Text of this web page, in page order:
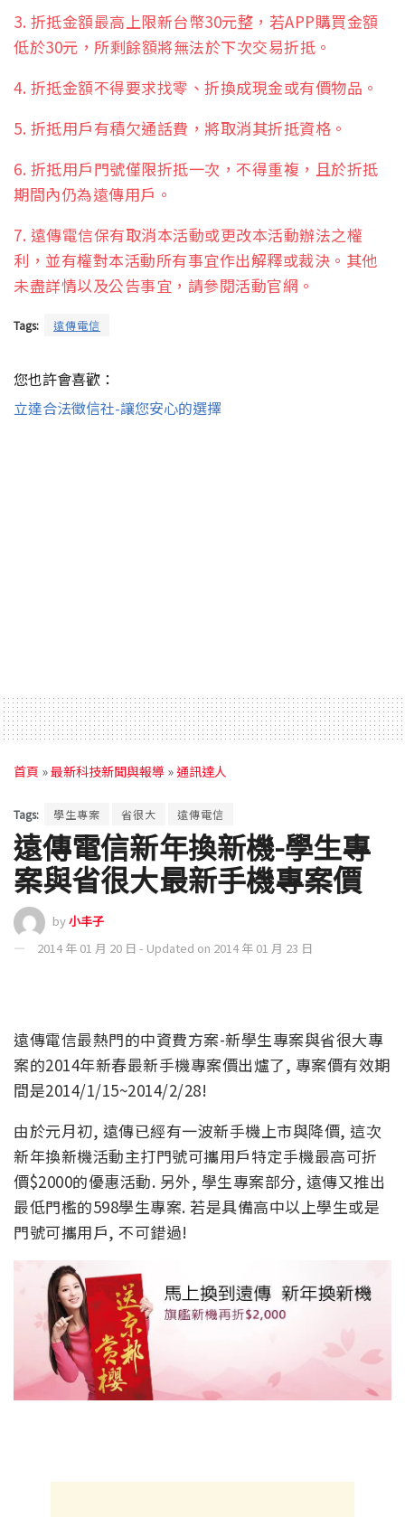
3. 折抵金額最高上限新台幣30元整，若APP購買金額
低於30元，所剩餘額將無法於下次交易折抵。
4. 折抵金額不得要求找零、折換成現金或有價物品。
5. 折抵用戶有積欠通話費，將取消其折抵資格。
6. 折抵用戶門號僅限折抵一次，不得重複，且於折抵
期間內仍為遠傳用戶。
7. 遠傳電信保有取消本活動或更改本活動辦法之權
利，並有權對本活動所有事宜作出解釋或裁決。其他
未盡詳情以及公告事宜，請參閱活動官網。
Tags: 遠傳電信
您也許會喜歡：
立達合法徵信社-讓您安心的選擇
首頁 »最新科技新聞與報導 »通訊達人
Tags: 學生專案 省很大 遠傳電信
遠傳電信新年換新機-學生專
案與省很大最新手機專案價
by小丰子
2014 年 01 月 20 日 - Updated on 2014 年 01 月 23 日
遠傳電信最熱門的中資費方案-新學生專案與省很大專
案的2014年新春最新手機專案價出爐了, 專案價有效期
間是2014/1/15~2014/2/28!
由於元月初, 遠傳已經有一波新手機上市與降價, 這次
新年換新機活動主打門號可攜用戶特定手機最高可折
價$2000的優惠活動. 另外, 學生專案部分, 遠傳又推出
最低門檻的598學生專案. 若是具備高中以上學生或是
門號可攜用戶, 不可錯過!